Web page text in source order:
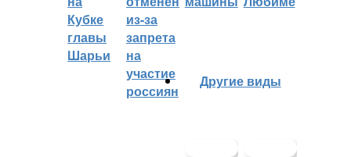
Кубке
главы
Шарьи
из-за
запрета
на
участие
россиян
Другие виды